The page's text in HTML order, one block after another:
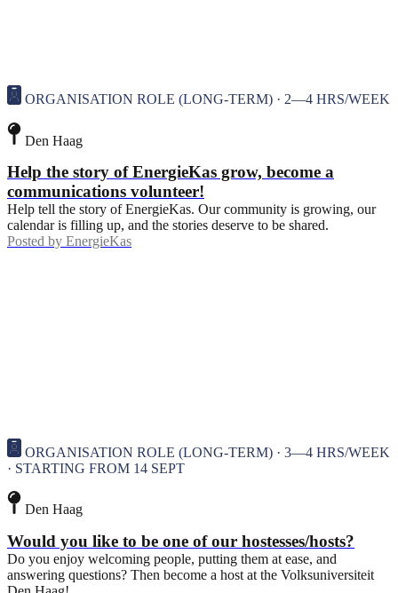
ORGANISATION ROLE (LONG-TERM) · 2—4 HRS/WEEK
Den Haag
Help the story of EnergieKas grow, become a
communications volunteer!
Help tell the story of EnergieKas. Our community is growing, our
calendar is filling up, and the stories deserve to be shared.
Posted by EnergieKas
ORGANISATION ROLE (LONG-TERM) · 3—4 HRS/WEEK
· STARTING FROM 14 SEPT
Den Haag
Would you like to be one of our hostesses/hosts?
Do you enjoy welcoming people, putting them at ease, and
answering questions? Then become a host at the Volksuniversiteit